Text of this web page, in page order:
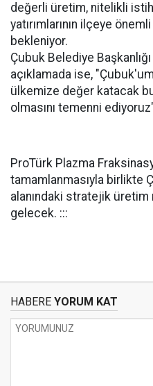
değerli üretim, nitelikli
yatırımlarının ilçeye
bekleniyor.
Çubuk Belediye
açıklamada ise,
ülkemize değer katacak bu
olmasını temenni
ProTürk Plazma
tamamlanmasıyla birlikte
alanındaki stratejik
gelecek. :::
HABERE YORUM KAT